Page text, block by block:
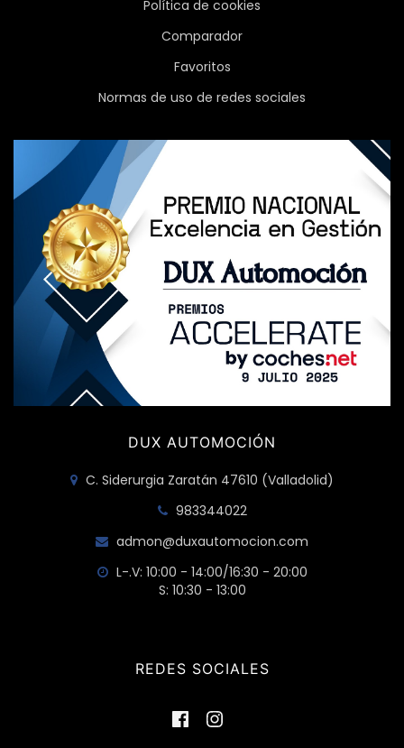
Política de cookies
Comparador
Favoritos
Normas de uso de redes sociales
DUX AUTOMOCIÓN
C. Siderurgia Zaratán 47610 (Valladolid)
983344022
admon@duxautomocion.com
L-.V: 10:00 - 14:00/16:30 - 20:00
S: 10:30 - 13:00
REDES SOCIALES